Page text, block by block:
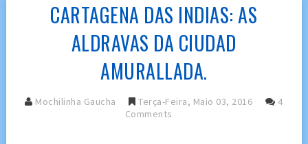
CARTAGENA DAS INDIAS: AS
ALDRAVAS DA CIUDAD
AMURALLADA.
Mochilinha Gaucha Terça-Feira, Maio 03, 2016
4
Comments